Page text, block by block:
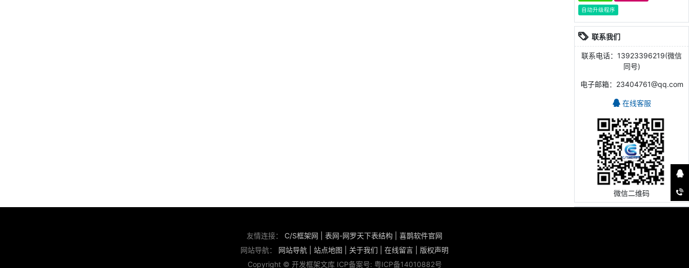
自动升级程序
联系我们
联系电话：13923396219(微信
同号)
电子邮箱：23404761@qq.com
在线客服
微信二维码
友情连接： C/S框架网 表网-网罗天下表结构
喜鹊软件官网
网站导航： 网站导航 站点地图 关于我们 在线留言
版权声明
Copyright © 开发框架文库 ICP备案号: 粤ICP备14010882号